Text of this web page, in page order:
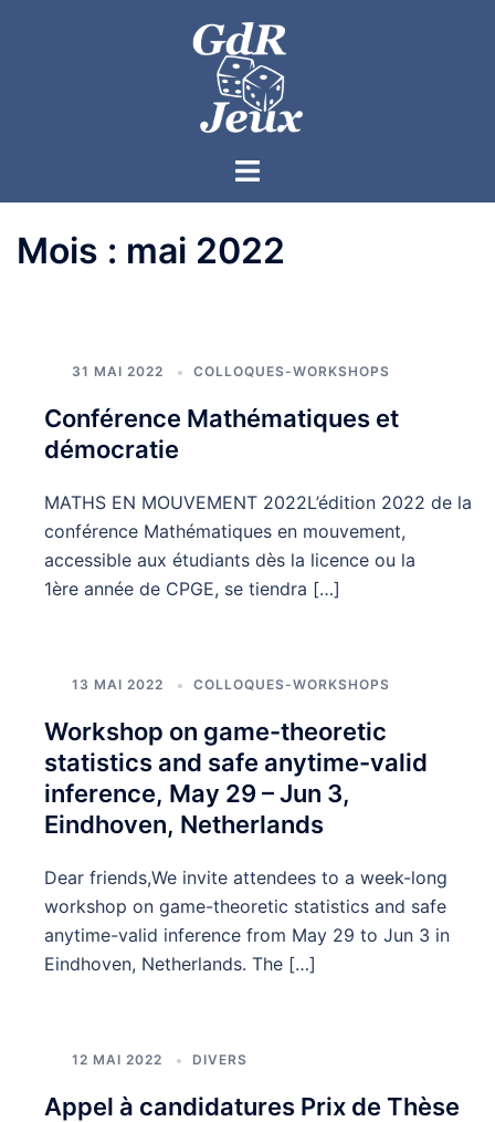
Mois : mai 2022
31 MAI 2022 COLLOQUES-WORKSHOPS
Conférence Mathématiques et
démocratie
MATHS EN MOUVEMENT 2022L’édition 2022 de la
conférence Mathématiques en mouvement,
accessible aux étudiants dès la licence ou la
1ère année de CPGE, se tiendra […]
13 MAI 2022 COLLOQUES-WORKSHOPS
Workshop on game-theoretic
statistics and safe anytime-valid
inference, May 29 – Jun 3,
Eindhoven, Netherlands
Dear friends,We invite attendees to a week-long
workshop on game-theoretic statistics and safe
anytime-valid inference from May 29 to Jun 3 in
Eindhoven, Netherlands. The […]
12 MAI 2022 DIVERS
Appel à candidatures Prix de Thèse